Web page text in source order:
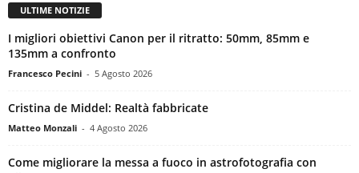
ULTIME NOTIZIE
I migliori obiettivi Canon per il ritratto: 50mm, 85mm e
135mm a confronto
Francesco Pecini - 5 Agosto 2026
Cristina de Middel: Realtà fabbricate
Matteo Monzali - 4 Agosto 2026
Come migliorare la messa a fuoco in astrofotografia con